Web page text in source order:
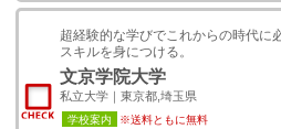
超経験的な学びでこれからの時代に
スキルを身につける。
文京学院大学
私立大学｜東京都,埼玉県
学校案内 ※送料ともに無料